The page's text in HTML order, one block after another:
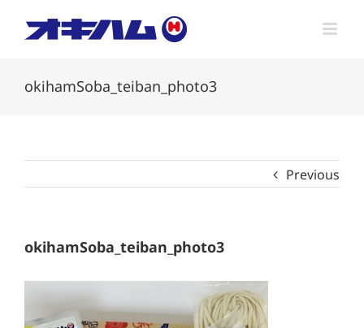
okihamSoba_teiban_photo3
Previous
okihamSoba_teiban_photo3